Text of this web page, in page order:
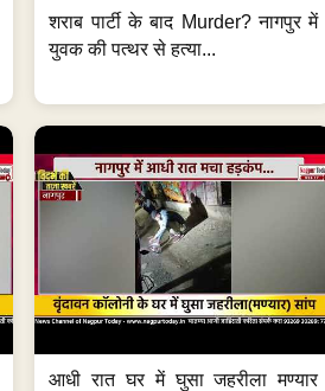
शराब पार्टी के बाद Murder? नागपुर में
युवक की पत्थर से हत्या...
आधी रात घर में घुसा जहरीला मण्यार